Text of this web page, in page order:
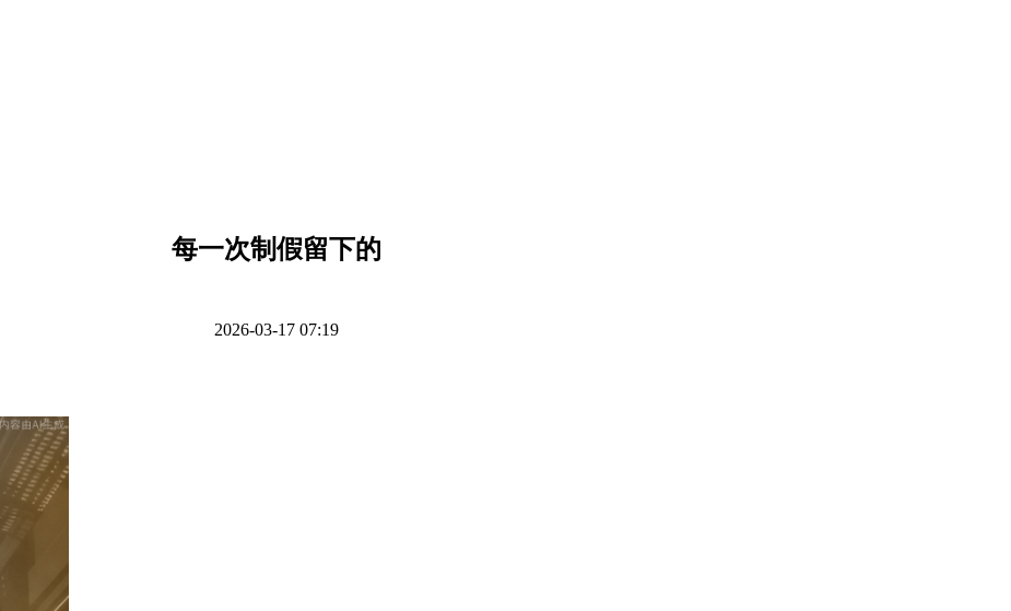
每一次制假留下的
2026-03-17 07:19